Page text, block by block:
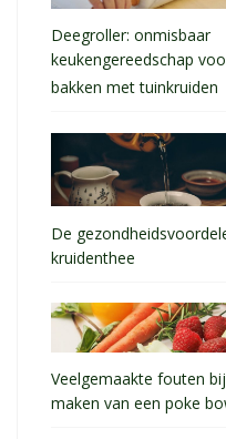
Deegroller: onmisbaar
keukengereedschap
bakken met tuinkruiden
De
kruidenthee
Veelgemaakte fouten
maken van een poke